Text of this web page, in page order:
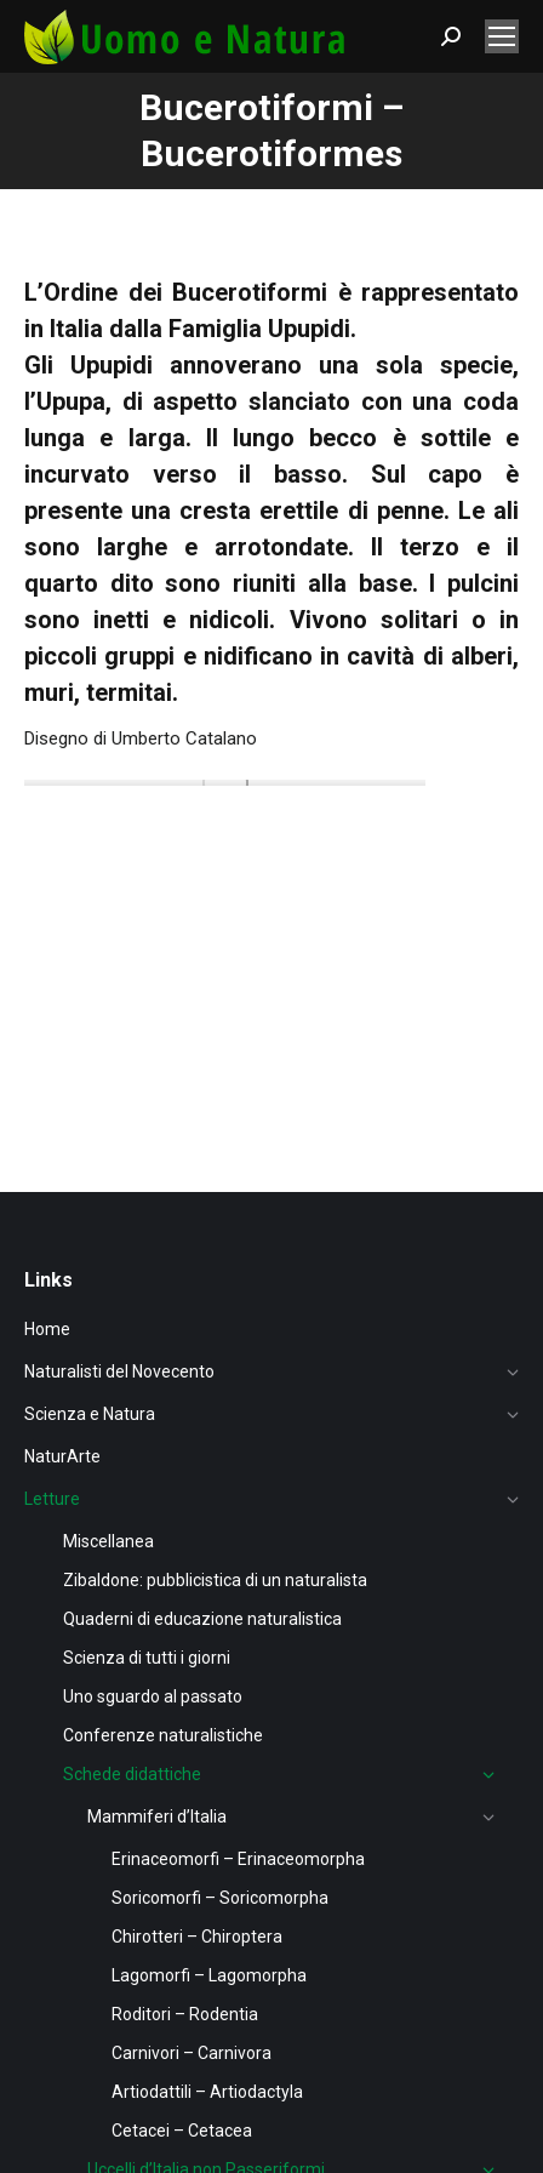
Search:
Bucerotiformi –
Bucerotiformes
L’Ordine dei Bucerotiformi è rappresentato
in Italia dalla Famiglia Upupidi.
Gli Upupidi annoverano una sola specie,
l’Upupa, di aspetto slanciato con una coda
lunga e larga. Il lungo becco è sottile e
incurvato verso il basso. Sul capo è
presente una cresta erettile di penne. Le ali
sono larghe e arrotondate. Il terzo e il
quarto dito sono riuniti alla base. I pulcini
sono inetti e nidicoli. Vivono solitari o in
piccoli gruppi e nidificano in cavità di alberi,
muri, termitai.
Disegno di Umberto Catalano
Links
Home
Naturalisti del Novecento
Scienza e Natura
NaturArte
Letture
Miscellanea
Zibaldone: pubblicistica di un naturalista
Quaderni di educazione naturalistica
Scienza di tutti i giorni
Uno sguardo al passato
Conferenze naturalistiche
Schede didattiche
Mammiferi d’Italia
Erinaceomorfi – Erinaceomorpha
Soricomorfi – Soricomorpha
Chirotteri – Chiroptera
Lagomorfi – Lagomorpha
Roditori – Rodentia
Carnivori – Carnivora
Artiodattili – Artiodactyla
Cetacei – Cetacea